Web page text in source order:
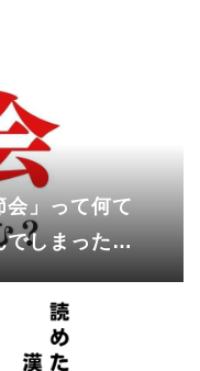
会」って何て
しまったら